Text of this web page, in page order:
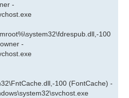
-
100
-
100 (FontCache) -